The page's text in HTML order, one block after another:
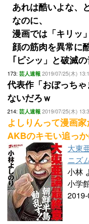
あれは酷いよな、
なのに、
漫画では「キリッ
顔の筋肉を異常に
｢ピシッ」と破滅
173: 芸人速報 2019/07/25(木)
代表作「おぼっち
ないだろｗ
214: 芸人速報 2019/07/25(木)
よしりんって漫画
AKBのキモい追っ
大東
ニズ
小林
小学